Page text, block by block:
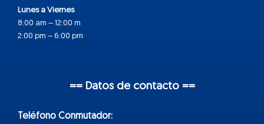
Lunes a Viernes
8:00 am – 12:00 m
2:00 pm – 6:00 pm
== Datos de contacto ==
Teléfono Conmutador: